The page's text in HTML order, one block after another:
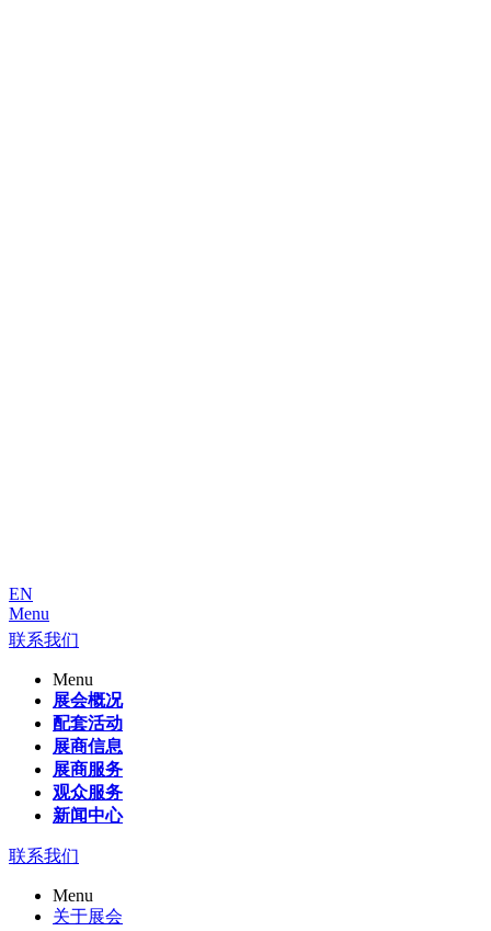
EN
Menu
联系我们
Menu
展会概况
配套活动
展商信息
展商服务
观众服务
新闻中心
联系我们
Menu
关于展会